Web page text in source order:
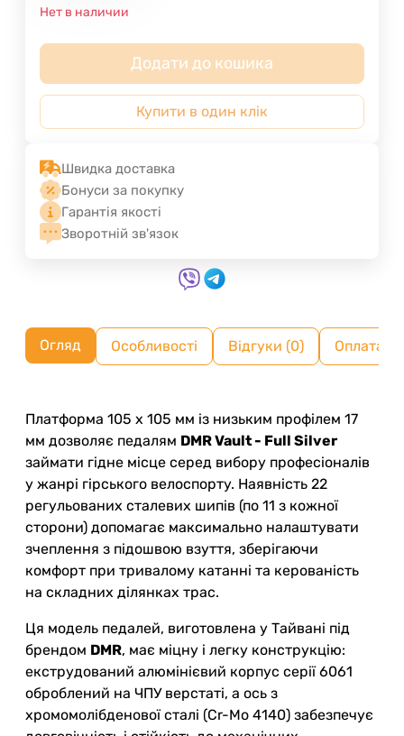
Нет в наличии
Додати до кошика
Купити в один клік
Швидка доставка
Бонуси за покупку
Гарантія якості
Зворотній зв'язок
Огляд Особливості Відгуки (0) Оплата
Платформа 105 х 105 мм із низьким профілем 17
мм дозволяє педалям DMR Vault - Full Silver
займати гідне місце серед вибору професіоналів
у жанрі гірського велоспорту. Наявність 22
регульованих сталевих шипів (по 11 з кожної
сторони) допомагає максимально налаштувати
зчеплення з підошвою взуття, зберігаючи
комфорт при тривалому катанні та керованість
на складних ділянках трас.
Ця модель педалей, виготовлена у Тайвані під
брендом DMR, має міцну і легку конструкцію:
екструдований алюмінієвий корпус серії 6061
оброблений на ЧПУ верстаті, а ось з
хромомолібденової сталі (Cr-Mo 4140) забезпечує